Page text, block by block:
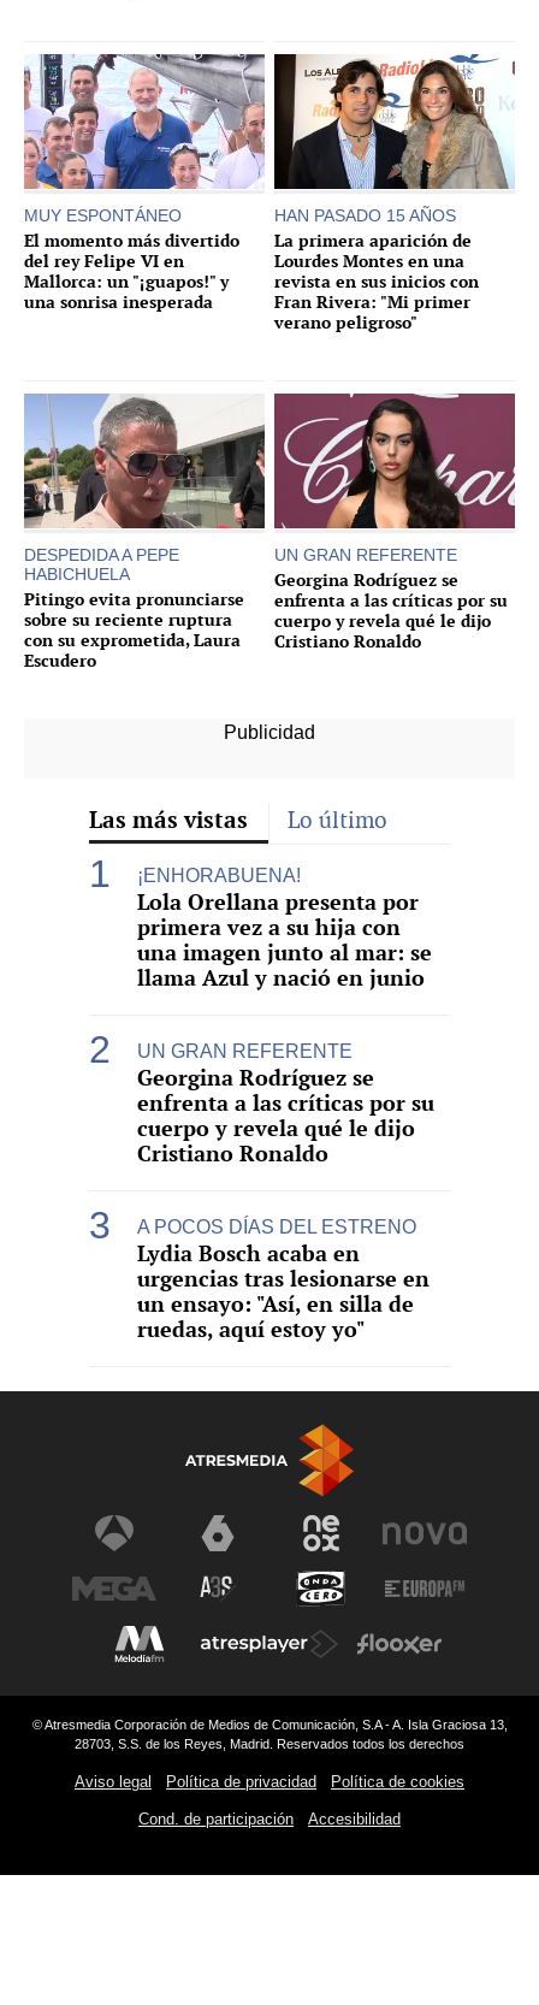
MUY ESPONTÁNEO
El momento más divertido
del rey Felipe VI en
Mallorca: un "¡guapos!" y
una sonrisa inesperada
HAN PASADO 15 AÑOS
La primera aparición de
Lourdes Montes en una
revista en sus inicios con
Fran Rivera: "Mi primer
verano peligroso"
DESPEDIDA A PEPE
HABICHUELA
Pitingo evita pronunciarse
sobre su reciente ruptura
con su exprometida, Laura
Escudero
UN GRAN REFERENTE
Georgina Rodríguez se
enfrenta a las críticas por su
cuerpo y revela qué le dijo
Cristiano Ronaldo
Las más vistas Lo último
¡ENHORABUENA!
Lola Orellana presenta por
primera vez a su hija con
una imagen junto al mar: se
llama Azul y nació en junio
UN GRAN REFERENTE
Georgina Rodríguez se
enfrenta a las críticas por su
cuerpo y revela qué le dijo
Cristiano Ronaldo
A POCOS DÍAS DEL ESTRENO
Lydia Bosch acaba en
urgencias tras lesionarse en
un ensayo: "Así, en silla de
ruedas, aquí estoy yo"
© Atresmedia Corporación de Medios de Comunicación, S.A - A. Isla Graciosa 13,
28703, S.S. de los Reyes, Madrid. Reservados todos los derechos
Aviso legal Política de privacidad Política de cookies
Cond. de participación Accesibilidad